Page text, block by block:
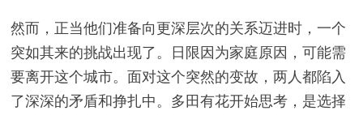
然而，正当他们准备向更深层次的关系迈进时，一个
突如其来的挑战出现了。日限因为家庭原因，可能需
要离开这个城市。面对这个突然的变故，两人都陷入
了深深的矛盾和挣扎中。多田有花开始思考，是选择